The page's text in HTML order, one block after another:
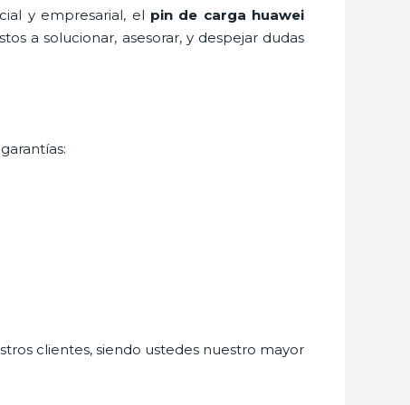
y empresarial, el pin de carga huawei
a solucionar, asesorar, y despejar dudas
clientes, siendo ustedes nuestro mayor